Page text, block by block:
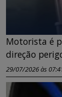
Motorista é
direção
29/07/2026 às